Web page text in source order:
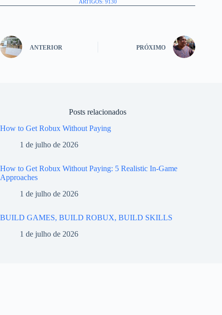
ARTIGOS: 9130
ANTERIOR PRÓXIMO
Posts relacionados
How to Get Robux Without Paying
1 de julho de 2026
How to Get Robux Without Paying: 5 Realistic In-Game
Approaches
1 de julho de 2026
BUILD GAMES, BUILD ROBUX, BUILD SKILLS
1 de julho de 2026